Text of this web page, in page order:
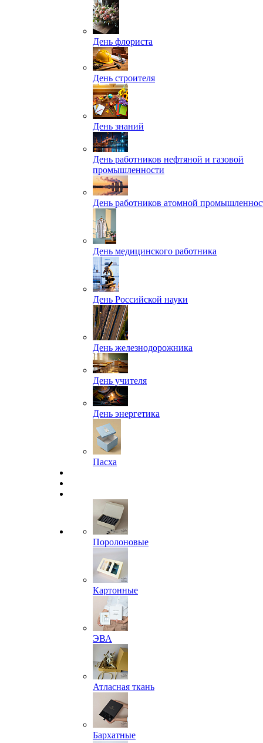
День флориста
День строителя
День знаний
День работников нефтяной и газовой
промышленности
День работников атомной
День медицинского работника
День Российской науки
День железнодорожника
День учителя
День энергетика
Пасха
Поролоновые
Картонные
ЭВА
Атласная ткань
Бархатные